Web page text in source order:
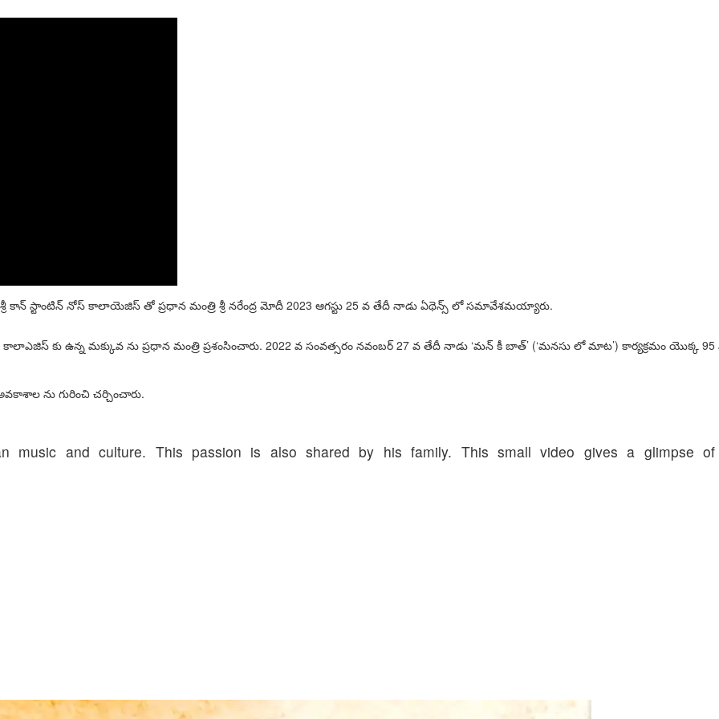
శ్రీ కాన్ స్టాంటిన్ నోస్ కాలాయెజిస్ తో ప్రధాన మంత్రి శ్రీ నరేంద్ర మోదీ 2023 ఆగస్టు 25 వ తేదీ నాడు ఏథెన్స్ లో సమావేశమయ్యారు.
కు ఉన్న మక్కువ ను ప్రధాన మంత్రి ప్రశంసించారు. 2022 వ సంవత్సరం నవంబర్ 27 వ తేదీ నాడు ‘మన్ కీ బాత్’ (‘మనసు లో మాట’) కార్యక్రమం యొక్క 95
ను గురించి చర్చించారు.
music and culture. This passion is also shared by his family. This small video gives a glimpse of